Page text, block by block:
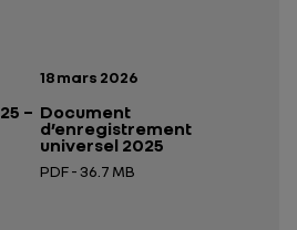
–
onglet
Date de publication:
18 mars 2026
Document
d’enregistrement
universel 2025
PDF - 36.7 MB